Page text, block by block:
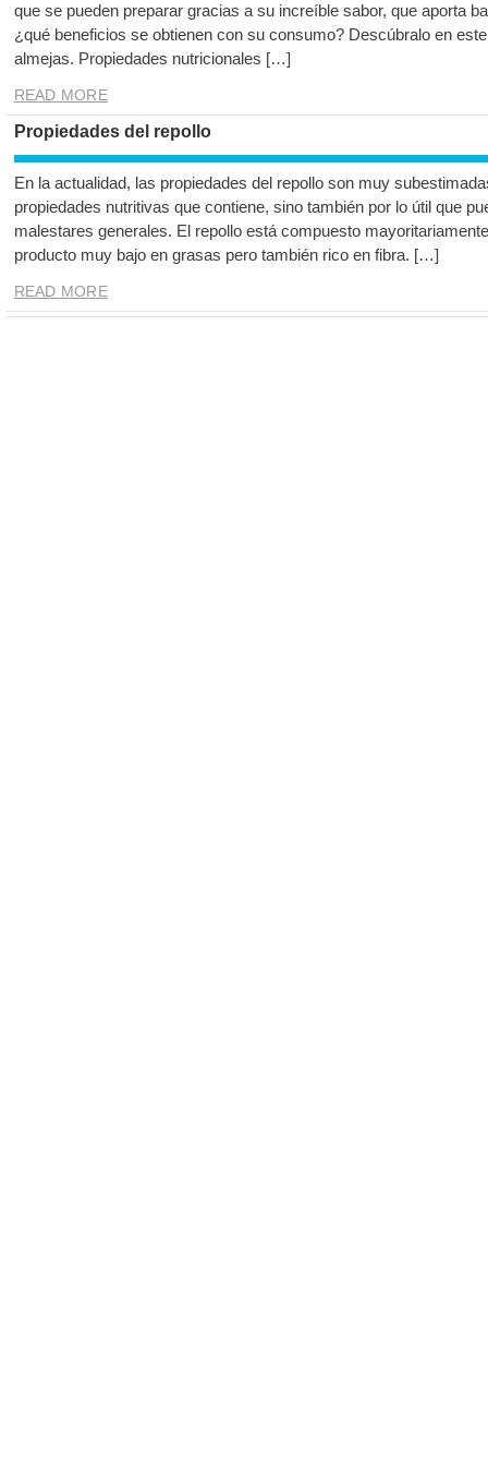
que se pueden preparar gracias a su increíble sabor, que aporta
¿qué beneficios se obtienen con su consumo? Descúbralo en
almejas. Propiedades nutricionales […]
READ MORE
Propiedades del repollo
En la actualidad, las propiedades del repollo son muy
propiedades nutritivas que contiene, sino también por lo útil que
malestares generales. El repollo está compuesto
producto muy bajo en grasas pero también rico en fibra. […]
READ MORE